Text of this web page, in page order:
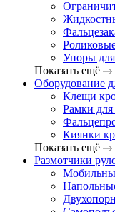
Упоры
Показать ещё
Оборудование
Клещи
Рамки для
Киянки
Показать ещё
Размотчики